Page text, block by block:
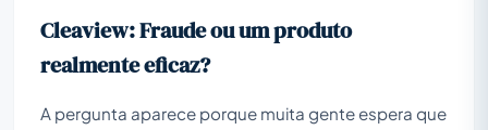
Cleaview: Fraude ou um produto
realmente eficaz?
A pergunta aparece porque muita gente espera que